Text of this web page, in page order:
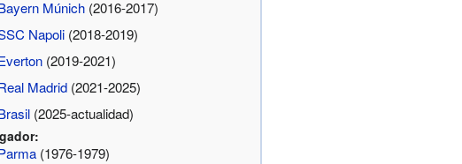
Múnich (2016-2017)
Napoli (2018-2019)
(2019-2021)
Madrid (2021-2025)
(2025-actualidad)
(1976-1979)